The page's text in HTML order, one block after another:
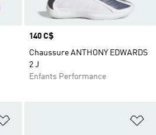
Prix
140 C$
Chaussure ANTHONY EDWARDS
2 J
Enfants Performance
Ajouter à la Liste de produits